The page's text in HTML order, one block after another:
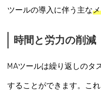
ツールの導入に伴う主な
時間と労力の削減
MAツールは繰り返しのタ
することができます。こ